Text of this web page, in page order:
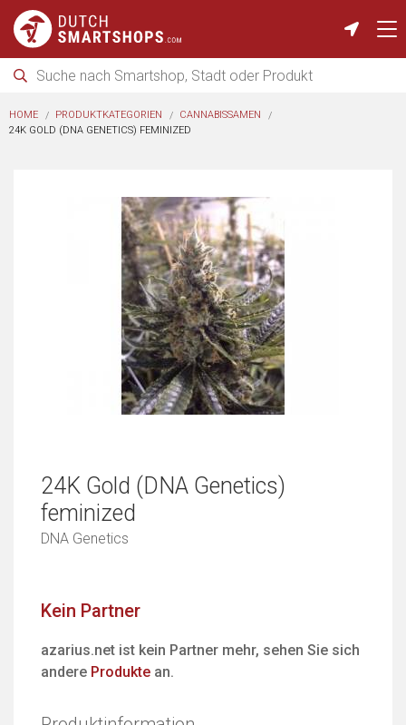
HOME PRODUKTKATEGORIEN
CANNABISSAMEN
24K GOLD (DNA GENETICS) FEMINIZED
24K Gold (DNA Genetics)
feminized
DNA Genetics
Kein Partner
azarius.net ist kein Partner mehr, sehen Sie sich
andere Produkte an.